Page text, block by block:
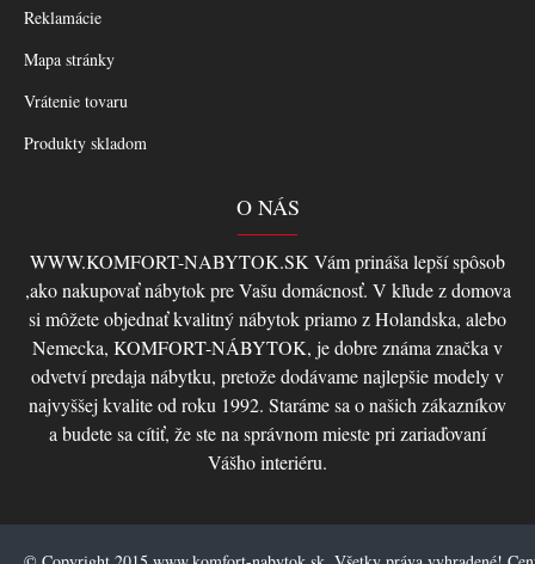
Reklamácie
Mapa stránky
Vrátenie tovaru
Produkty skladom
O NÁS
WWW.KOMFORT-NABYTOK.SK Vám prináša lepší spôsob
,ako nakupovať nábytok pre Vašu domácnosť. V kľude z domova
si môžete objednať kvalitný nábytok priamo z Holandska, alebo
Nemecka, KOMFORT-NÁBYTOK, je dobre známa značka v
odvetví predaja nábytku, pretože dodávame najlepšie modely v
najvyššej kvalite od roku 1992. Staráme sa o našich zákazníkov
a budete sa cítiť, že ste na správnom mieste pri zariaďovaní
Vášho interiéru.